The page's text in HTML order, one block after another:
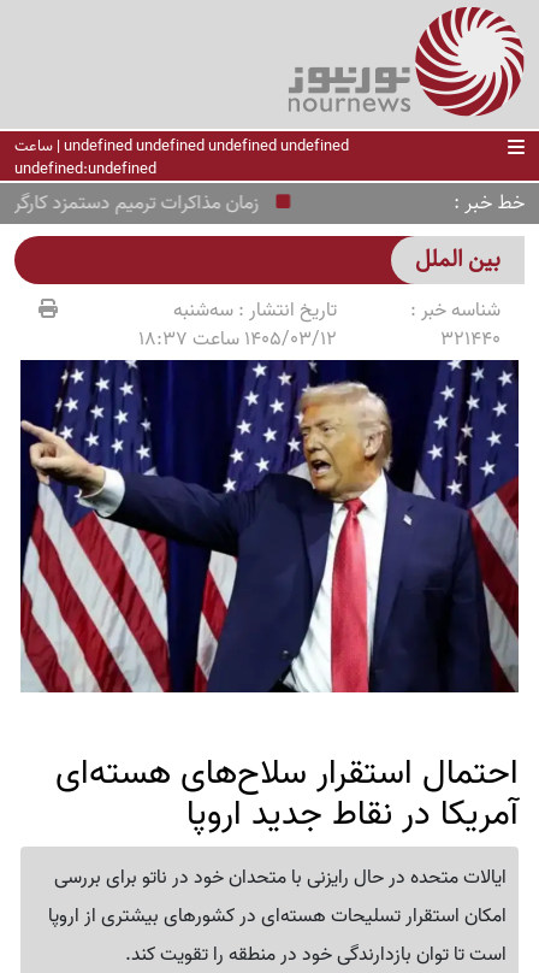
undefined undefined undefined undefined | ساعت
undefined:undefined
خط خبر زمان مذاکرات ترمیم دستمزد
بین الملل
شناسه خبر :
321440
تاریخ انتشار :سه‌شنبه
1405/03/12 ساعت 18:37
احتمال استقرار سلاح‌های هسته‌ای
آمریکا در نقاط جدید اروپا
ایالات متحده در حال رایزنی با متحدان خود در ناتو برای بررسی
امکان استقرار تسلیحات هسته‌ای در کشورهای بیشتری از اروپا
است تا توان بازدارندگی خود در منطقه را تقویت کند.